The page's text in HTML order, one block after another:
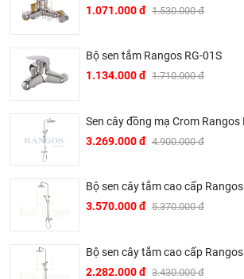
1.071.000 đ 1.530.000 đ
Bộ sen tắm Rangos RG-01S
1.134.000 đ 1.710.000 đ
Sen cây đồng mạ Crom Rangos
3.269.000 đ 4.900.000 đ
Bộ sen cây tắm cao cấp
3.570.000 đ 5.370.000 đ
Bộ sen cây tắm cao cấp
2.282.000 đ 3.430.000 đ